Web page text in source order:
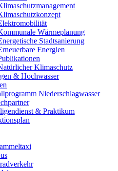
Wärmeplanung
Stadtsanierung
Energien
Klimaschutz
& Hochwasser
Niederschlagwasser
& Praktikum